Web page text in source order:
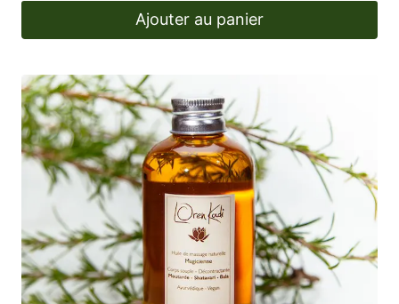
Ajouter au panier